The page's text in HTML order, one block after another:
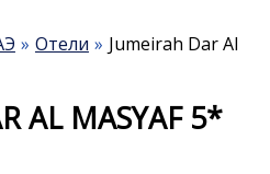
Отели
Jumeirah Dar Al
AL MASYAF 5*